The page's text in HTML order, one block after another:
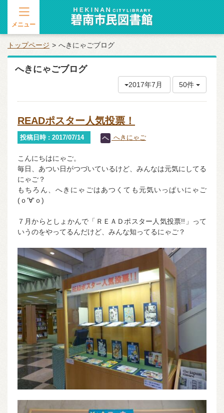
メニュー
トップページ へきにゃごブログ
へきにゃごブログ
2017年7月 50件
READポスター人気投票！
投稿日時 : 2017/07/14 へきにゃご
こんにちはにゃご。
毎日、あつい日がつづいているけど、みんなは元気にしてる
にゃご？
もちろん、へきにゃごはあつくても元気いっぱいにゃご
(ｏ'∀'ｏ)
７月からとしょかんで「ＲＥＡＤポスター人気投票!!」って
いうのをやってるんだけど、みんな知ってるにゃご？